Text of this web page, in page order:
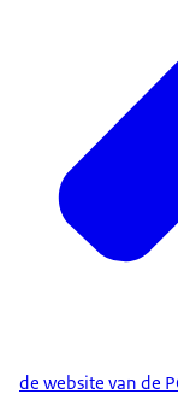
de website van de